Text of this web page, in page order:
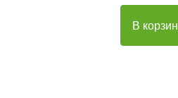
В